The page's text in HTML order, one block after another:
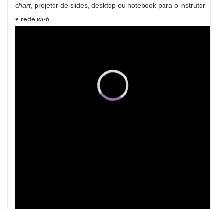
chart, projetor de slides, desktop ou notebook para o instrutor
e rede wi-fi.